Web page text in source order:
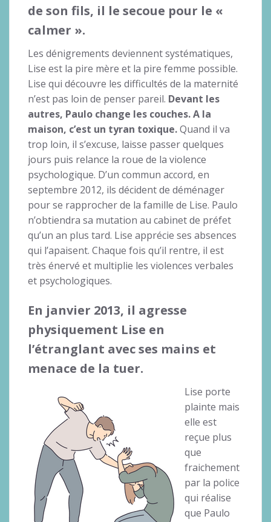
de son fils, il le secoue pour le «
calmer ».
Les dénigrements deviennent systématiques,
Lise est la pire mère et la pire femme possible.
Lise qui découvre les difficultés de la maternité
n’est pas loin de penser pareil. Devant les
autres, Paulo change les couches. A la
maison, c’est un tyran toxique.Quand il va
trop loin, il s’excuse, laisse passer quelques
jours puis relance la roue de la violence
psychologique. D’un commun accord, en
septembre 2012, ils décident de déménager
pour se rapprocher de la famille de Lise. Paulo
n’obtiendra sa mutation au cabinet de préfet
qu’un an plus tard. Lise apprécie ses absences
qui l’apaisent. Chaque fois qu’il rentre, il est
très énervé et multiplie les violences verbales
et psychologiques.
En janvier 2013, il agresse
physiquement Lise en
l’étranglant avec ses mains et
menace de la tuer.
Lise porte
plainte mais
elle est
reçue plus
que
fraichement
par la police
qui réalise
que Paulo